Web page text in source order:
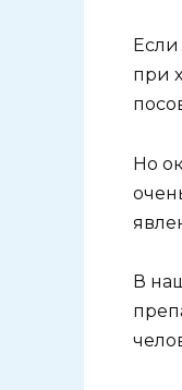
при
Но
В